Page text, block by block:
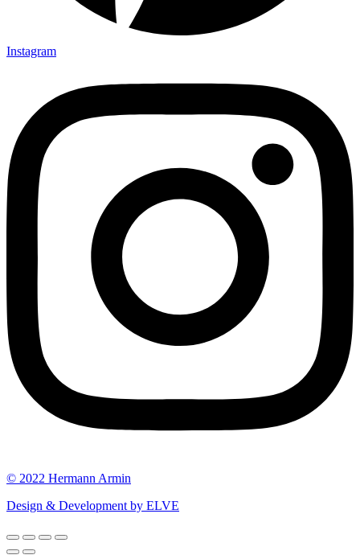
Instagram
© 2022 Hermann Armin
Design & Development by ELVE